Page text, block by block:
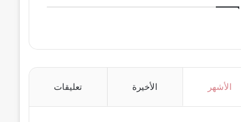
الأشهر الأخيرة تعليقات